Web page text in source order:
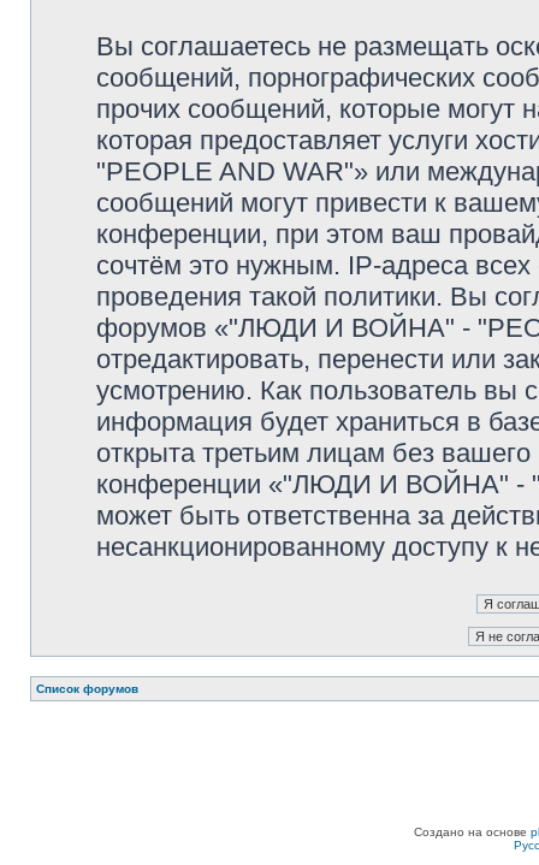
Вы соглашаетесь не размещать
сообщений, порнографических
прочих сообщений, которые могут
которая предоставляет услуги
"PEOPLE AND WAR"» или
сообщений могут привести к
конференции, при этом ваш
сочтём это нужным. IP-адреса
проведения такой политики. Вы
форумов «"ЛЮДИ И ВОЙНА" -
отредактировать, перенести или
усмотрению. Как пользователь вы
информация будет храниться в
открыта третьим лицам без
конференции «"ЛЮДИ И ВОЙНА" -
может быть ответственна за
несанкционированному доступу к
Список форумов
Создано на основе